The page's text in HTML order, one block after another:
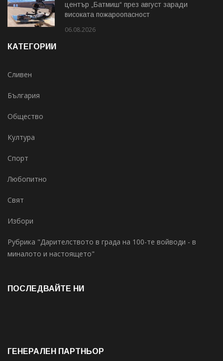
център „Батмиш“ през август заради
високата пожароопасност
06.08.2026
КАТЕГОРИИ
Сливен
България
Общество
Култура
Спорт
Любопитно
Свят
Избори
Рубрика "Дарителството в града на 100-те войводи - в
миналото и настоящето"
ПОСЛЕДВАЙТЕ НИ
ГЕНЕРАЛЕН ПАРТНЬОР